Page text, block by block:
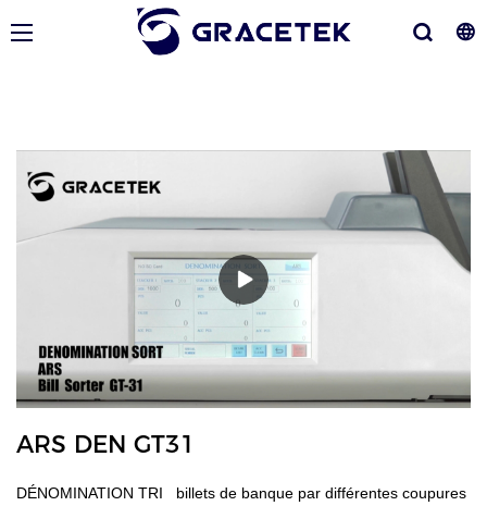
ARS DEN GT31
DÉNOMINATION TRI billets de banque par différentes coupures